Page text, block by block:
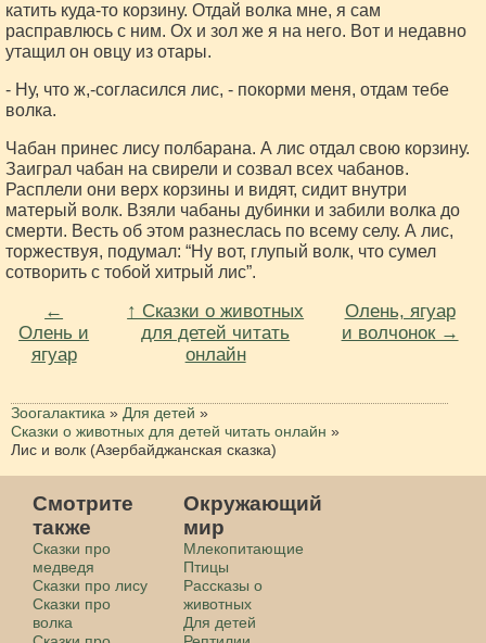
катить куда-то корзину. Отдай волка мне, я сам
расправлюсь с ним. Ох и зол же я на него. Вот и недавно
утащил он овцу из отары.
- Ну, что ж,-согласился лис, - покорми меня, отдам тебе
волка.
Чабан принес лису полбарана. А лис отдал свою корзину.
Заиграл чабан на свирели и созвал всех чабанов.
Расплели они верх корзины и видят, сидит внутри
матерый волк. Взяли чабаны дубинки и забили волка до
смерти. Весть об этом разнеслась по всему селу. А лис,
торжествуя, подумал: “Ну вот, глупый волк, что сумел
сотворить с тобой хитрый лис”.
←
Олень и
ягуар
↑ Сказки о животных
для детей читать
онлайн
Олень, ягуар
и волчонок →
Зоогалактика » Для детей »
Сказки о животных для детей читать онлайн »
Лис и волк (Азербайджанская сказка)
Смотрите
также
Сказки про
медведя
Сказки про лису
Сказки про
волка
Окружающий
мир
Млекопитающие
Птицы
Рассказы о
животных
Для детей